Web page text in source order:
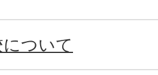
ついて